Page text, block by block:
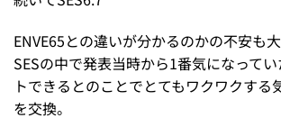
ENVE65との違いが分かるのかの不安も
SESの中で発表当時から1番気になって
トできるとのことでとてもワクワクする
を交換。